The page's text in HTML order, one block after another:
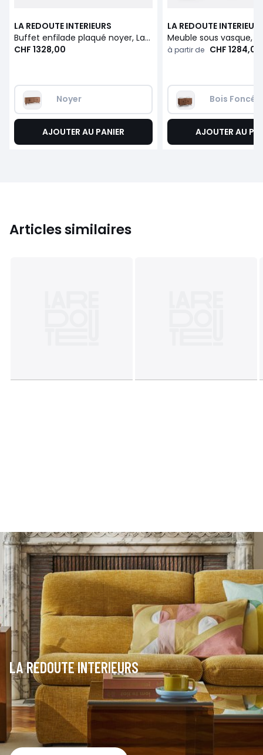
LA REDOUTE INTERIEURS
Buffet enfilade plaqué noyer, Larsen
CHF 1328,00
Noyer
AJOUTER AU PANIER
LA REDOUTE
Meuble sous vasque,
à partir de CHF 1284,00
Bois Foncé
AJOUTER AU
Articles similaires
LA REDOUTE INTERIEURS